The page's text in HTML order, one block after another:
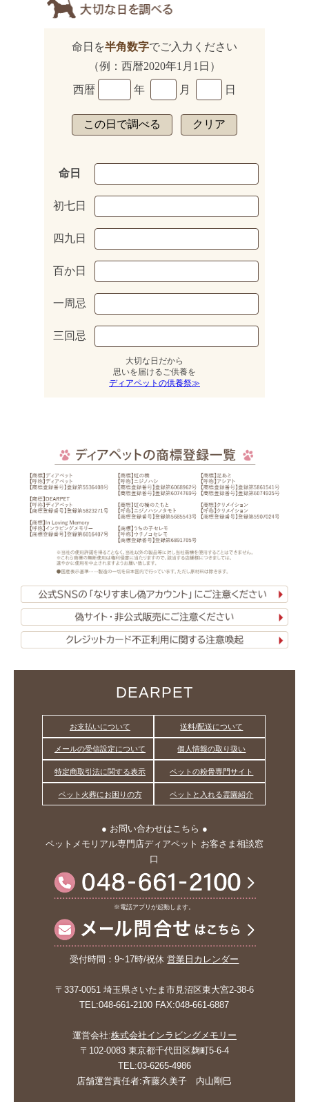
DEARPET
お支払いについて 送料/配送について
メールの受信設定について 個人情報の取り扱い
特定商取引法に関する表示 ペットの粉骨専門サイト
ペット火葬にお困りの方 ペットと入れる霊園紹介
● お問い合わせはこちら ●
ペットメモリアル専門店ディアペット お客さま相談窓
口
※電話アプリが起動します。
受付時間：9~17時/祝休営業日カレンダー
〒337-0051 埼玉県さいたま市見沼区東大宮2-38-6
TEL:048-661-2100 FAX:048-661-6887
運営会社:株式会社インラビングメモリー
〒102-0083 東京都千代田区麹町5-6-4
TEL:03-6265-4986
店舗運営責任者:斉藤久美子 内山剛巳